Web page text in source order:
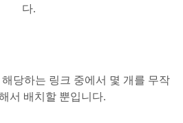
다.
당하는 링크 중에서 몇 개를 무작
서 배치할 뿐입니다.